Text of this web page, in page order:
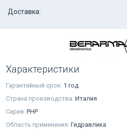
Доставка:
Характеристики
Гарантийный срок: 1 год
Страна производства: Италия
Серия: PHP
Область применения: Гидравлика